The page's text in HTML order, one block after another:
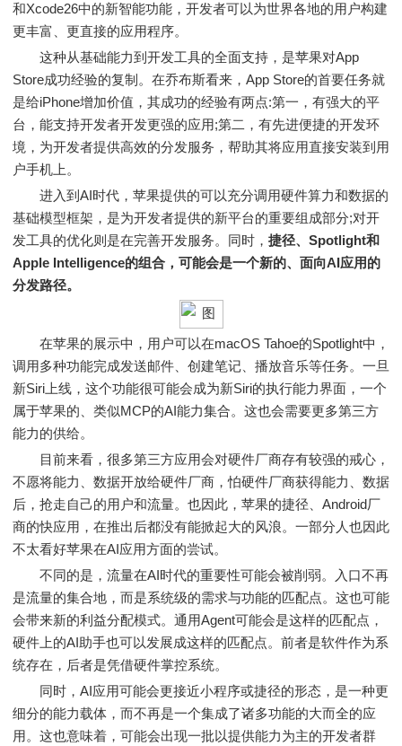
和Xcode26中的新智能功能，开发者可以为世界各地的用户构建
更丰富、更直接的应用程序。
这种从基础能力到开发工具的全面支持，是苹果对App
Store成功经验的复制。在乔布斯看来，App Store的首要任务就
是给iPhone增加价值，其成功的经验有两点:第一，有强大的平
台，能支持开发者开发更强的应用;第二，有先进便捷的开发环
境，为开发者提供高效的分发服务，帮助其将应用直接安装到用
户手机上。
进入到AI时代，苹果提供的可以充分调用硬件算力和数据的
基础模型框架，是为开发者提供的新平台的重要组成部分;对开
发工具的优化则是在完善开发服务。同时， 捷径、Spotlight和
Apple Intelligence的组合，可能会是一个新的、面向AI应用的
分发路径。
在苹果的展示中，用户可以在macOS Tahoe的Spotlight中，
调用多种功能完成发送邮件、创建笔记、播放音乐等任务。一旦
新Siri上线，这个功能很可能会成为新Siri的执行能力界面，一个
属于苹果的、类似MCP的AI能力集合。这也会需要更多第三方
能力的供给。
目前来看，很多第三方应用会对硬件厂商存有较强的戒心，
不愿将能力、数据开放给硬件厂商，怕硬件厂商获得能力、数据
后，抢走自己的用户和流量。也因此，苹果的捷径、Android厂
商的快应用，在推出后都没有能掀起大的风浪。一部分人也因此
不太看好苹果在AI应用方面的尝试。
不同的是，流量在AI时代的重要性可能会被削弱。入口不再
是流量的集合地，而是系统级的需求与功能的匹配点。这也可能
会带来新的利益分配模式。通用Agent可能会是这样的匹配点，
硬件上的AI助手也可以发展成这样的匹配点。前者是软件作为系
统存在，后者是凭借硬件掌控系统。
同时，AI应用可能会更接近小程序或捷径的形态，是一种更
细分的能力载体，而不再是一个集成了诸多功能的大而全的应
用。这也意味着，可能会出现一批以提供能力为主的开发者群